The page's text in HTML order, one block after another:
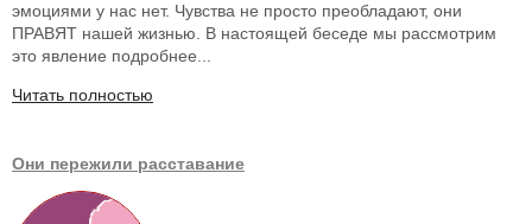
эмоциями у нас нет. Чувства не просто преобладают, они
ПРАВЯТ нашей жизнью. В настоящей беседе мы рассмотрим
это явление подробнее...
Читать полностью
Они пережили расставание